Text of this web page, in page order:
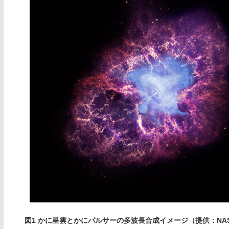
図1 かに星雲とかにパルサーの多波長合成イメージ（提供：